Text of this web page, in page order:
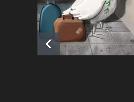
فراخوان رویداد کارگاهی کارتون و
پوستر "ایران سربل…
اخبار 6 ماه قبل